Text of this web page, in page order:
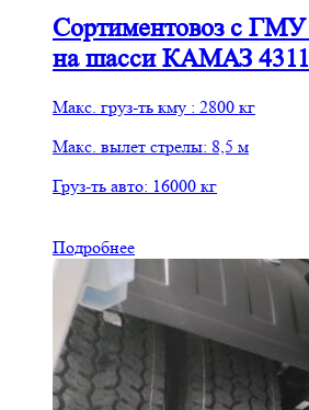
Сортиментовоз с
на шасси КАМАЗ
Макс. груз-ть кму : 2800 кг
Макс. вылет стрелы: 8,5 м
Груз-ть авто: 16000 кг
Подробнее